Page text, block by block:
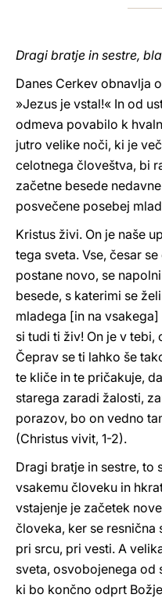
Dragi bratje in sestre,
Danes Cerkev obnavlja
»Jezus je vstal!« In od
odmeva povabilo k
jutro velike noči, ki je
celotnega človeštva, bi
začetne besede
posvečene posebej
Kristus živi. On je naše
tega sveta. Vse, česar
postane novo, se
besede, s katerimi se
mladega [in na
si tudi ti živ! On je v
Čeprav se ti lahko še
te kliče in te pričakuje,
starega zaradi žalosti,
porazov, bo on vedno
(Christus vivit, 1-2).
Dragi bratje in sestre, to
vsakemu človeku in
vstajenje je začetek
človeka, ker se resnična
pri srcu, pri vesti. A
sveta, osvobojenega od
ki bo končno odprt